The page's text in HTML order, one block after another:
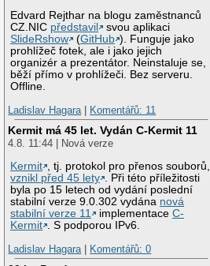
Edvard Rejthar na blogu zaměstnanců
CZ.NIC představil
svou aplikaci
SlideRshow
(GitHub ). Funguje jako
prohlížeč fotek, ale i jako jejich
organizér a prezentátor. Neinstaluje se,
běží přímo v prohlížeči. Bez serveru.
Offline.
Ladislav Hagara | Komentářů: 11
Kermit má 45 let. Vydán C-Kermit 11
4.8. 11:44 | Nová verze
Kermit , tj. protokol pro přenos souborů,
vznikl před 45 lety . Při této příležitosti
byla po 15 letech od vydání poslední
stabilní verze 9.0.302 vydána nová
stabilní verze 11
implementaceC-
Kermit . S podporou IPv6.
Ladislav Hagara | Komentářů: 0